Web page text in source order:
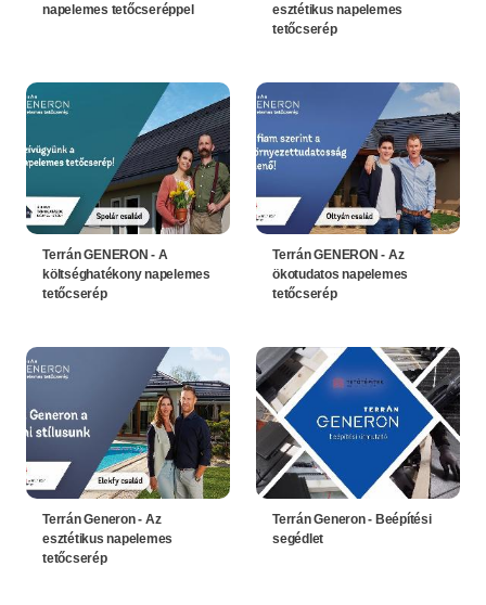
napelemes tetőcseréppel
esztétikus napelemes
tetőcserép
Terrán GENERON - A
költséghatékony napelemes
tetőcserép
Terrán GENERON - Az
ökotudatos napelemes
tetőcserép
Terrán Generon - Az
esztétikus napelemes
tetőcserép
Terrán Generon - Beépítési
segédlet